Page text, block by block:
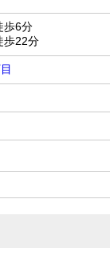
歩6分
歩22分